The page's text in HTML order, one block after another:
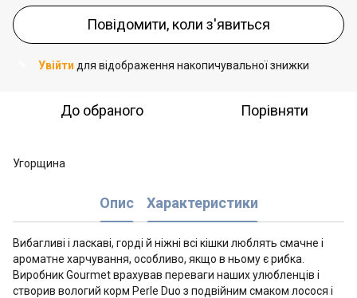
Повідомити, коли з'явиться
Увійти для відображення накопичувальної знижки
До обраного Порівняти
Угорщина
Опис Характеристики
Вибагливі і ласкаві, горді й ніжні всі кішки люблять смачне і
ароматне харчування, особливо, якщо в ньому є рибка.
Виробник Gourmet врахував переваги наших улюбленців і
створив вологий корм Perle Duo з подвійним смаком лосося і